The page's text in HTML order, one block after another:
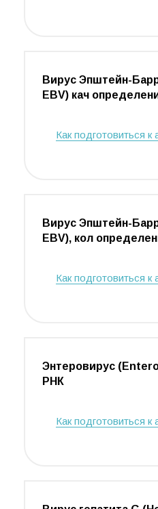
Вирус Эпштейн-
EBV) кач
Как подготовиться к
Вирус Эпштейн-
EBV), кол
Как подготовиться к
Энтеровирус
РНК
Как подготовиться к